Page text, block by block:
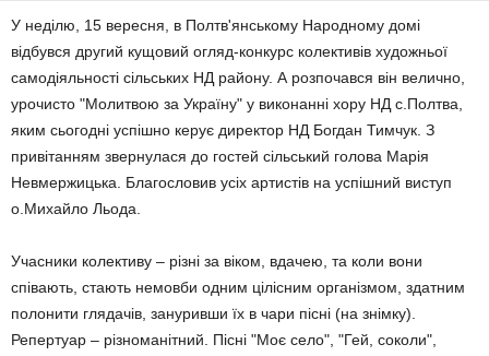
У неділю, 15 вересня, в Полтв'янському Народному домі
відбувся другий кущовий огляд-конкурс колективів художньої
самодіяльності сільських НД району. А розпочався він велично,
урочисто "Молитвою за Україну" у виконанні хору НД с.Полтва,
яким сьогодні успішно керує директор НД Богдан Тимчук. З
привітанням звернулася до гостей сільський голова Марія
Невмержицька. Благословив усіх артистів на успішний виступ
о.Михайло Льода.
Учасники колективу – різні за віком, вдачею, та коли вони
співають, стають немовби одним цілісним організмом, здатним
полонити глядачів, зануривши їх в чари пісні (на знімку).
Репертуар – різноманітний. Пісні "Моє село", "Гей, соколи",